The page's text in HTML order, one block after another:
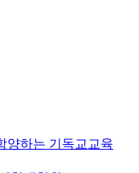
양하는 기독교교육